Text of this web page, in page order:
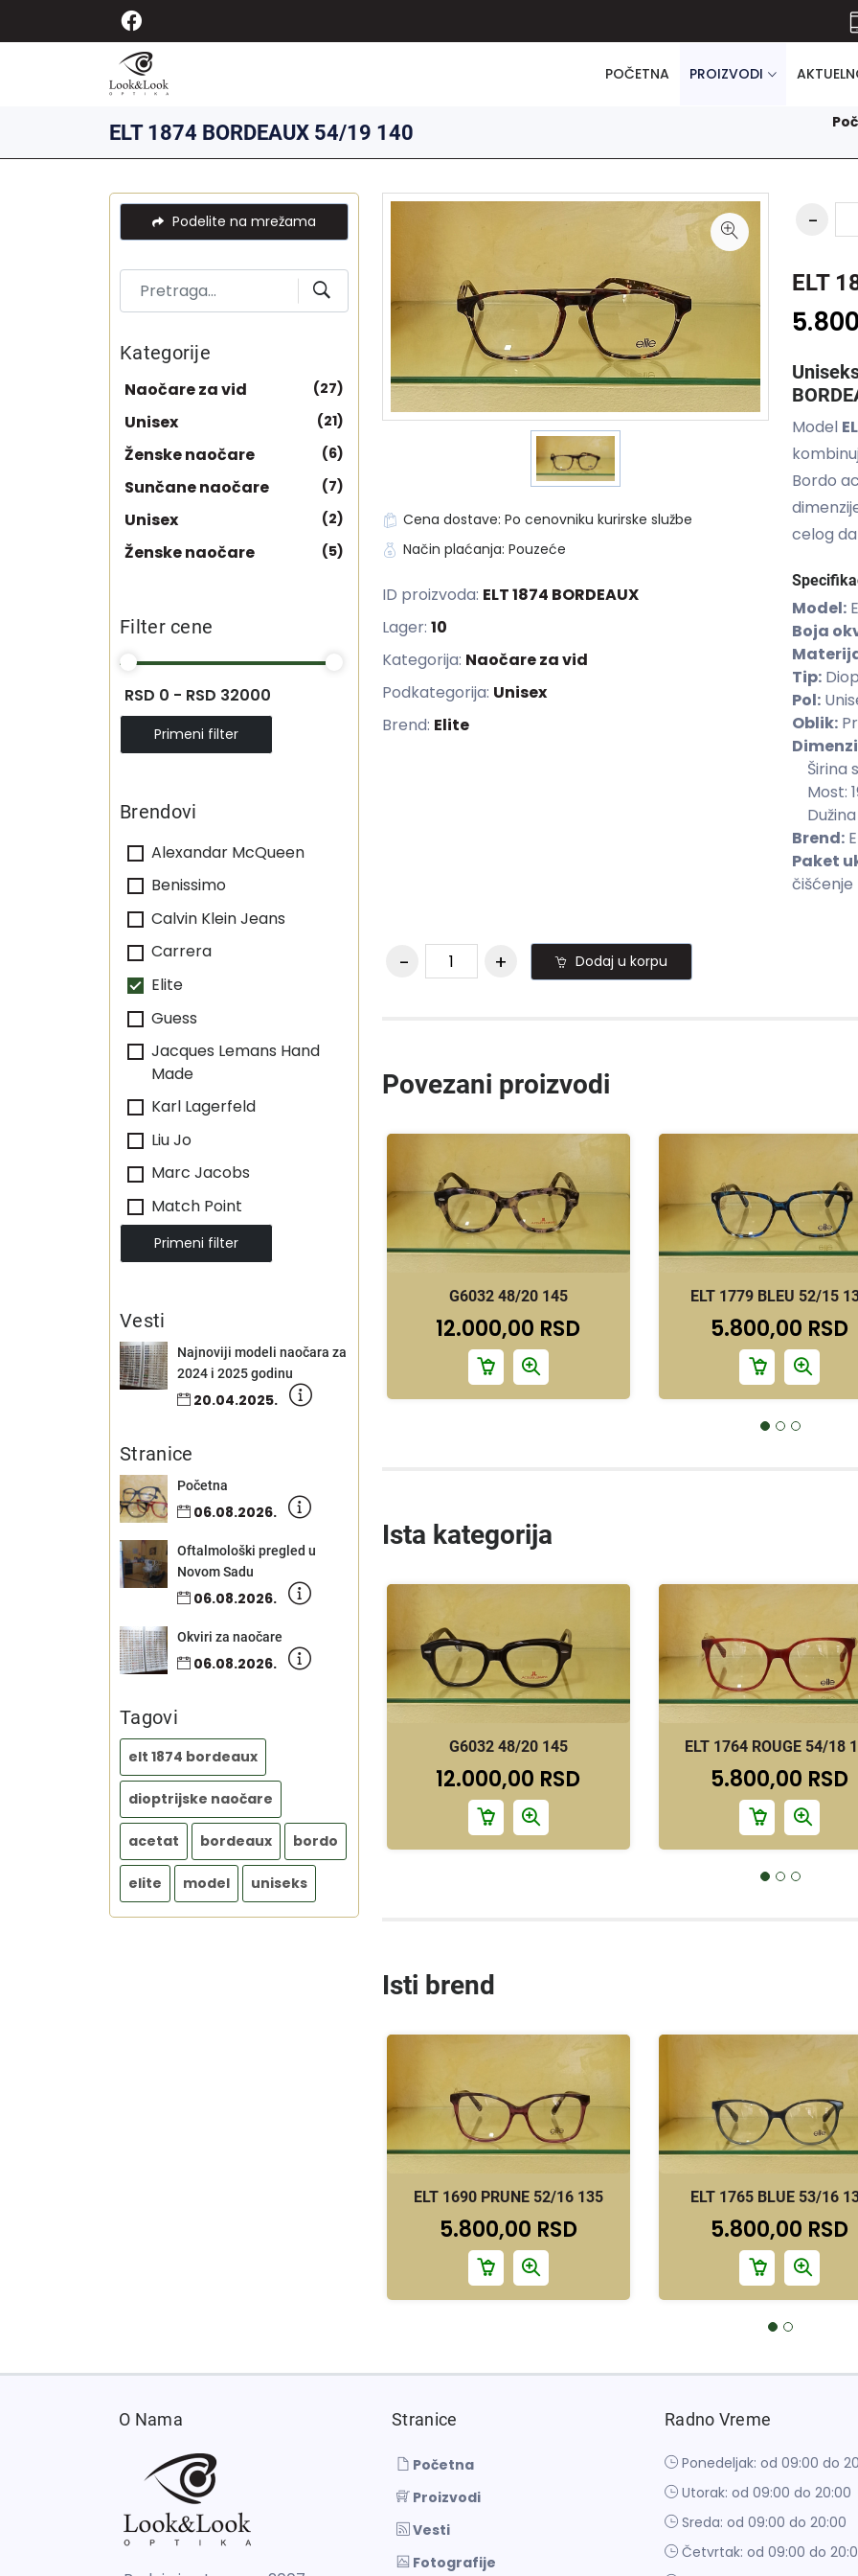
POČETNA PROIZVODI
ELT 1874 BORDEAUX 54/19 140
Cena dostave: Po cenovniku kurirske službe
Način plaćanja: Pouzeće
ID proizvoda: ELT 1874 BORDEAUX
Lager: 10
Kategorija: Naočare za vid
Podkategorija: Unisex
Brend: Elite
ELT
Model
Bordo
celog
Model:
Boja
Tip:
Pol:
Oblik:
Širina
Most:
Brend:
Paket
čišćenje
Dodaj u korpu
Povezani proizvodi
G6032 48/20 145
12.000,00 RSD
ELT 1779 BLEU 52/15
5.800,00 RSD
Ista kategorija
G6032 48/20 145
12.000,00 RSD
ELT 1764 ROUGE 54/18
5.800,00 RSD
Isti brend
ELT 1690 PRUNE 52/16 135
5.800,00 RSD
ELT 1765 BLUE 53/16
5.800,00 RSD
Podelite na mrežama
Kategorije
Naočare za vid (27)
Unisex (21)
Ženske naočare (6)
Sunčane naočare (7)
Unisex (2)
Ženske naočare (5)
Filter cene
RSD 0 - RSD 32000
Primeni filter
Brendovi
Alexandar McQueen
Benissimo
Calvin Klein Jeans
Carrera
Elite
Guess
Jacques Lemans Hand
Made
Karl Lagerfeld
Liu Jo
Marc Jacobs
Match Point
Max Mara
Vintage Original
Primeni filter
Vesti
Najnoviji modeli naočara za
2024 i 2025 godinu
20.04.2025.
Stranice
Početna
06.08.2026.
Oftalmološki pregled u
Novom Sadu
06.08.2026.
Okviri za naočare
06.08.2026.
Tagovi
elt 1874 bordeaux
dioptrijske naočare
acetat bordeaux bordo
elite model uniseks
O Nama Stranice
Početna
Proizvodi
Vesti
Fotografije
Radno Vreme
Ponedeljak: od 09:00 do
Utorak: od 09:00 do 20:00
Sreda: od 09:00 do 20:00
Četvrtak: od 09:00 do